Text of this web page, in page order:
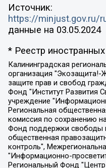
Источник:
https://minjust.gov.ru/
данные на 03.05.2024
* Реестр иностранных
Калининградская региональная общественная организация "Экозащита!-Женсовет", Фонд содействия защите прав и свобод граждан "Общественный вердикт", Фонд "Институт Развития Свободы Информации", Частное учреждение "Информационное агентство МЕМО. РУ", Региональная общественная организация "Общественная комиссия по сохранению наследия академика Сахарова", Фонд поддержки свободы прессы, Санкт-Петербургская общественная правозащитная организация "Гражданский контроль", Межрегиональная общественная организация "Информационно-просветительский центр "Мемориал", Региональный Фонд "Центр Защиты Прав Средств Массовой Информации", с 05.12.2023 Фонд "Центр Защиты Прав Средств массовой информации", Региональная общественная благотворительная организация помощи беженцам и мигрантам "Гражданское содействие", Негосударственное образовательное учреждение дополнительного профессионального образования (повышение квалификации) специалистов "АКАДЕМИЯ ПО ПРАВАМ ЧЕЛОВЕКА", Свердловская региональная общественная организация "Сутяжник", Автономная некоммерческая организация "Центр независимых социологических исследований", Союз общественных объединений "Российский исследовательский центр по правам человека", Региональное общественное учреждение научно-информационный центр "МЕМОРИАЛ", Некоммерческая организация "Фонд защиты гласности", Автономная некоммерческая организация "Институт прав человека", Городская общественная организация "Екатеринбургское общество "МЕМОРИАЛ", Городская общественная организация "Рязанское историко-просветительское и правозащитное общество "Мемориал" (Рязанский Мемориал), Челябинский региональный орган общественной самодеятельности – женское общественное объединение "Женщины Евразии", Челябинский региональный орган общественной самодеятельности "Уральская правозащитная группа", Фонд содействия защите здоровья и социальной справедливости имени Андрея Рылькова, Автономная Некоммерческая Организация "Аналитический Центр Юрия Левады", Автономная некоммерческая организация социальной поддержки населения "Проект Апрель", Региональная общественная организация помощи женщинам и детям, находящимся в кризисной ситуации "Информационно-методический центр "Анна", Фонд содействия развитию массовых коммуникаций и правовому просвещению "Так-так-Так", Фонд содействия устойчивому развитию "Серебряная тайга", Свердловский региональный общественный фонд социальных проектов "Новое время", "Idel.Реалии", Кавказ.Реалии, Крым.Реалии, Телеканал Настоящее Время, Татаро-башкирская служба Радио Свобода (Azatliq Radiosi), Радио Свободная Европа/Радио Свобода (PCE/PC), "Сибирь.Реалии", "Фактограф", Благотворительный фонд помощи осужденным и их семьям, Автономная некоммерческая организация "Институт глобализации и социальных движений", Фонд "В защиту прав заключенных", Частное учреждение "Центр поддержки и содействия развитию средств массовой информации", Пензенский региональный общественный благотворительный фонд "Гражданский союз", "Север.Реалии", Некоммерческая организация Фонд "Правовая инициатива", Общество с ограниченной ответственностью "Радио Свободная Европа/Радио Свобода", Чешское информационное агентство "MEDIUM-ORIENT", Красноярская региональная общественная организация "Мы против СПИДа", Камалягин Денис Николаевич, Маркелов Сергей Евгеньевич, Пономарев Лев Александрович, Савицкая Людмила Алексеевна, Автономная некоммерческая организация "Центр по работе с проблемой насилия "НАСИЛИЮ.НЕТ", Межрегиональный профессиональный союз работников здравоохранения "Альянс врачей", Юридическое лицо, зарегистрированное в Латвийской Республике, SIA "Medusa Project" (регистрационный номер 40103797863, дата регистрации 10.06.2014), Некоммерческая организация "Фонд по борьбе с коррупцией", Автономная некоммерческая организация "Институт права и публичной политики", Баданин Роман Сергеевич, Гликин Максим Александрович, Железнова Мария Михайловна, Лукьянова Юлия Сергеевна, Маетная Елизавета Витальевна, Маняхин Петр Борисович, Чуракова Ольга Владимировна, Ярош Юлия Петровна, Юридическое лицо "The Insider SIA", зарегистрированное в Риге, Латвийская Республика (дата регистрации 26.06.2015), являющееся администратором доменного имени интернет-издания "The Insider SIA", https://theins.ru, Постернак Алексей Евгеньевич, Рубин Михаил Аркадьевич, Анин Роман Александрович, Юридическое лицо Istories fonds, зарегистрированное в Латвийской Республике (регистрационный номер 50008295751, дата регистрации 24.02.2020), Великовский Дмитрий Александрович, Долинина Ирина Николаевна, Мароховская Алеся Алексеевна, Шлейнов Роман Юрьевич, Шмагун Олеся Валентиновна, Общество с ограниченной ответственностью "Альтаир 2021", Общество с ограниченной ответственностью "Вега 2021", Общество с ограниченной ответственностью "Главный редактор 2021", Общество с ограниченной ответственностью "Ромашки монолит", Важенков Артем Валерьевич, Ивановская областная общественная организация "Центр гендерных исследований", Гурман Юрий Альбертович, Медиапроект "ОВД-Инфо", Егоров Владимир Владимирович, Жилинский Владимир Александрович, Общество с ограниченной ответственностью "ЗП", Иванова София Юрьевна, Карезина Инна Павловна, Кильтау Екатерина Викторовна, Петров Алексей Викторович, Пискунов Сергей Евгеньевич, Смирнов Сергей Сергеевич, Тихонов Михаил Сергеевич, Общество с ограниченной ответственностью "ЖУРНАЛИСТ-ИНОСТРАННЫЙ АГЕНТ", Арапова Галина Юрьевна, Вольтская Татьяна Анатольевна, Американская компания "Mason G.E.S. Anonymous Foundation" (США), являющаяся владельцем интернет-издания https://mnews.world/, Компания "Stichting Bellingcat", зарегистрированная в Нидерландах (дата регистрации 11.07.2018), Захаров Андрей Вячеславович, Клепиковская Екатерина Дмитриевна, Общество с ограниченной ответственностью "МЕМО", Перл Роман Александрович, Симонов Евгений